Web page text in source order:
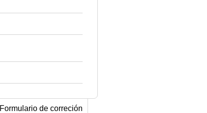
Formulario de correción